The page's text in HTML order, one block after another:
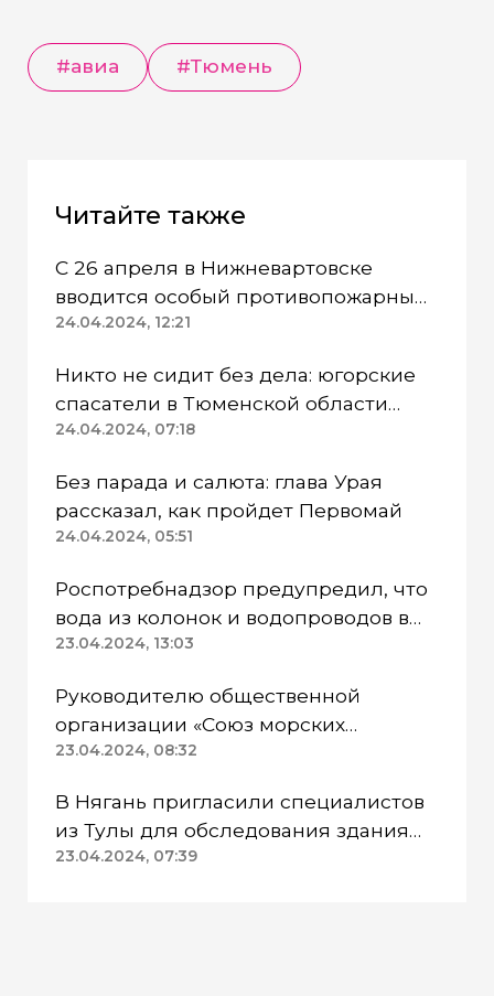
#авиа #Тюмень
Читайте также
С 26 апреля в Нижневартовске
вводится особый противопожарный
режим
24.04.2024, 12:21
Никто не сидит без дела: югорские
спасатели в Тюменской области
работают в две смены
24.04.2024, 07:18
Без парада и салюта: глава Урая
рассказал, как пройдет Первомай
24.04.2024, 05:51
Роспотребнадзор предупредил, что
вода из колонок и водопроводов в
Казанском районе непригодна для
23.04.2024, 13:03
Руководителю общественной
организации «Союз морских
пехотинцев» Югры вынесли
23.04.2024, 08:32
В Нягань пригласили специалистов
из Тулы для обследования здания
ДК «Геолог»
23.04.2024, 07:39